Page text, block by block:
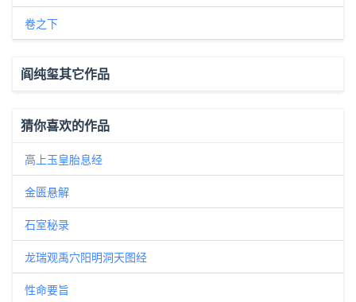
卷之下
阎纯玺其它作品
猜你喜欢的作品
高上玉皇胎息经
金匮悬解
石室秘录
龙瑞观禹穴阳明洞天图经
性命要旨